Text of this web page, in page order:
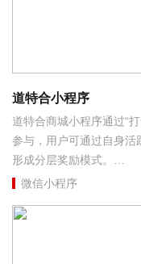
道特合小程序
道特合商城小程序通过“
参与，用户可通过自身活
形成分层奖励模式。
微信小程序